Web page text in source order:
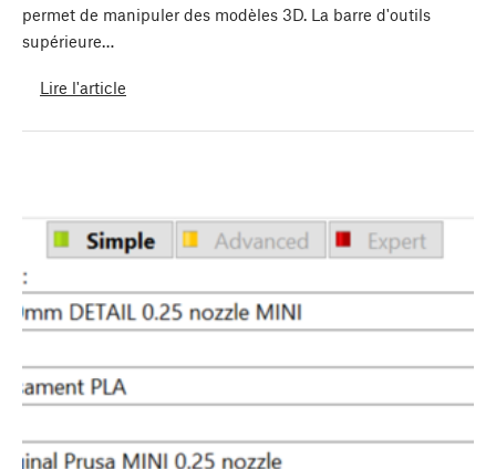
permet de manipuler des modèles 3D. La barre d'outils
supérieure…
Lire l'article